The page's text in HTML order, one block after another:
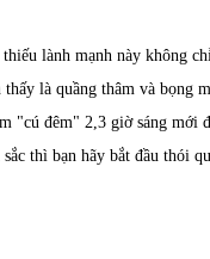
lành mạnh này không
là quầng thâm và bọng
"cú đêm" 2,3 giờ sáng mới
thì bạn hãy bắt đầu thói